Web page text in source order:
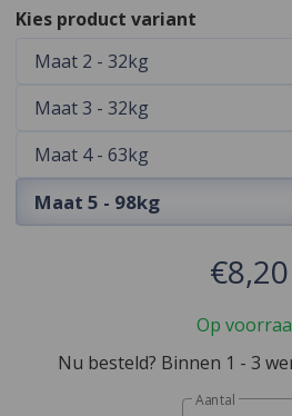
Kies product variant
Maat 2 - 32kg
Maat 3 - 32kg
Maat 4 - 63kg
Maat 5 - 98kg
€8,20
Op
Nu besteld? Binnen 1 - 3
Aantal